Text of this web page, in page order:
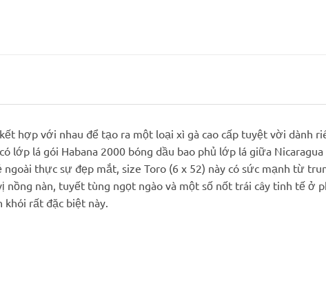
hợp với nhau để tạo ra một loại xì gà cao cấp tuyệt vời dành
lớp lá gói Habana 2000 bóng dầu bao phủ lớp lá giữa
thực sự đẹp mắt, size Toro (6 x 52) này có sức mạnh từ
nồng nàn, tuyết tùng ngọt ngào và một số nốt trái cây tinh tế ở
rất đặc biệt này.